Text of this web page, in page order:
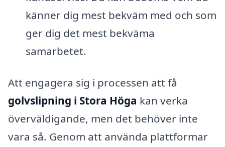
känner dig mest bekväm med och som
ger dig det mest bekväma
samarbetet.
Att engagera sig i processen att få
golvslipning i Stora Höga kan verka
överväldigande, men det behöver inte
vara så. Genom att använda plattformar